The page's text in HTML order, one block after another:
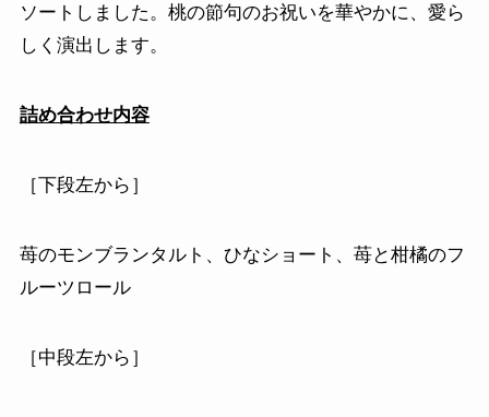
ソートしました。桃の節句のお祝いを華やかに、愛ら
しく演出します。
詰め合わせ内容
［下段左から］
苺のモンブランタルト、ひなショート、苺と柑橘のフ
ルーツロール
［中段左から］